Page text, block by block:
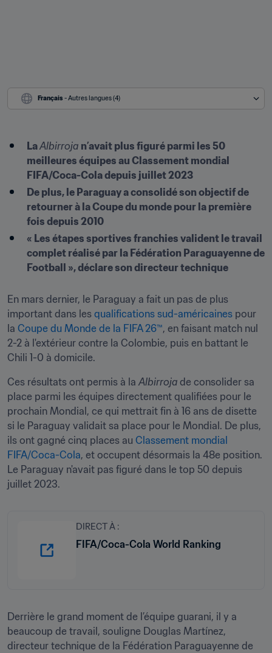
Français - Autres langues (4)
La Albirroja n’avait plus figuré parmi les 50
meilleures équipes au Classement mondial
FIFA/Coca-Cola depuis juillet 2023
De plus, le Paraguay a consolidé son objectif de
retourner à la Coupe du monde pour la première
fois depuis 2010
« Les étapes sportives franchies valident le travail
complet réalisé par la Fédération Paraguayenne de
Football », déclare son directeur technique
En mars dernier, le Paraguay a fait un pas de plus
important dans les qualifications sud-américaines pour
la Coupe du Monde de la FIFA 26™, en faisant match nul
2-2 à l'extérieur contre la Colombie, puis en battant le
Chili 1-0 à domicile.
Ces résultats ont permis à la Albirroja de consolider sa
place parmi les équipes directement qualifiées pour le
prochain Mondial, ce qui mettrait fin à 16 ans de disette
si le Paraguay validait sa place pour le Mondial. De plus,
ils ont gagné cinq places au Classement mondial
FIFA/Coca-Cola, et occupent désormais la 48e position.
Le Paraguay n'avait pas figuré dans le top 50 depuis
juillet 2023.
DIRECT À :
FIFA/Coca-Cola World Ranking
Derrière le grand moment de l’équipe guarani, il y a
beaucoup de travail, souligne Douglas Martínez,
directeur technique de la Fédération Paraguayenne de